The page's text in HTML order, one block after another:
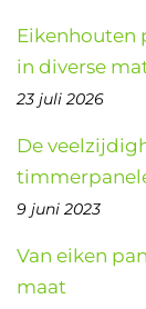
Eikenhouten
in diverse
23 juli 2026
De
9 juni 2023
Van eiken
maat